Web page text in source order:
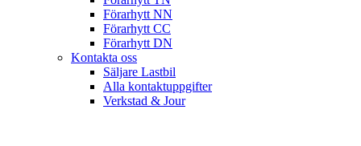
Förarhytt NN
Förarhytt CC
Förarhytt DN
Kontakta oss
Säljare Lastbil
Alla kontaktuppgifter
Verkstad & Jour